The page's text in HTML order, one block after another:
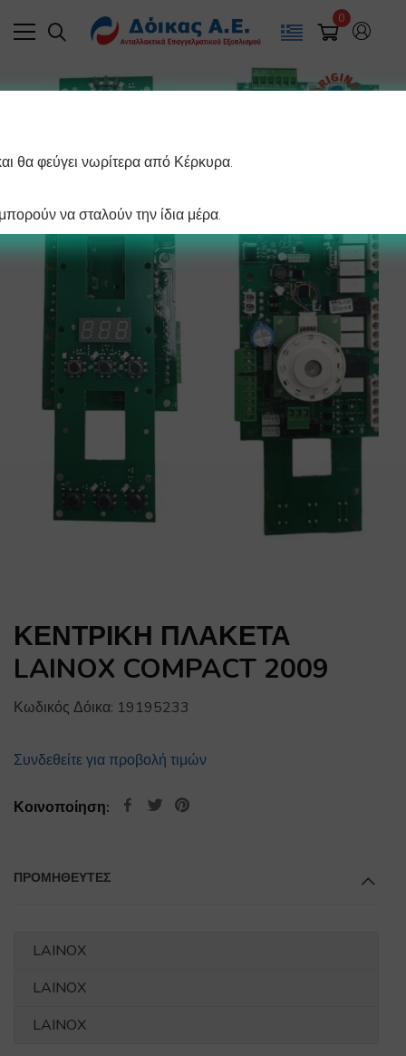
0
ΚΕΝΤΡΙΚΗ ΠΛΑΚΕΤΑ
LAINOX COMPACT 2009
Κωδικός Δόικα: 19195233
Συνδεθείτε για προβολή τιμών
Κοινοποίηση:
ΠΡΟΜΗΘΕΥΤΕΣ
LAINOX
LAINOX
LAINOX
θα φεύγει νωρίτερα από Κέρκυρα.
να σταλούν την ίδια μέρα.